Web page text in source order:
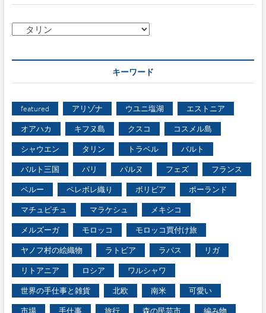
ー
キーワード
featured アリゾナ ウユニ塩湖 エストニア
オアハカ キフヌ島 クスコ コスメル島
シャウエン タリン トラベル バルト
バルト三国 パリ パルヌ フェズ フランス
ペルー ペレボレ織り ボリビア ポーランド
マチュピチュ マラケシュ メキシコ
メルズーガ モロッコ モロッコ買付け旅
ヤノフ村の絵織物 ラトビア ラパス リガ
リトアニア ロシア ワルシャワ
世界の手仕事と雑貨 北欧 南米 可愛い
市場 手仕事 旅行 森の民芸市 編み物